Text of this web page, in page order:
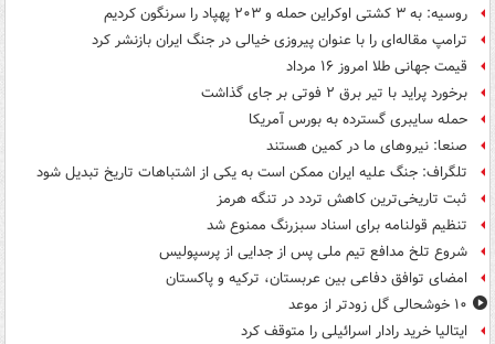
روسیه: به ۳ کشتی اوکراین حمله و ۲۰۳ پهپاد را سرنگون کردیم
ترامپ مقاله‌ای را با عنوان پیروزی خیالی در جنگ ایران بازنشر کرد
قیمت جهانی طلا امروز ۱۶ مرداد
برخورد پراید با تیر برق ۲ فوتی بر جای گذاشت
حمله سایبری گسترده به بورس آمریکا
صنعا: نیروهای ما در کمین‌ هستند
تلگراف: جنگ علیه ایران ممکن است به یکی از اشتباهات تاریخ تبدیل شود
ثبت تاریخی‌ترین کاهش تردد در تنگه هرمز
تنظیم قولنامه برای اسناد سبزرنگ ممنوع شد
شروع تلخ مدافع تیم ملی پس از جدایی از پرسپولیس
امضای توافق دفاعی بین عربستان، ترکیه و پاکستان
۱۰ خوشحالی گل زودتر از موعد
ایتالیا خرید رادار اسرائیلی را متوقف کرد